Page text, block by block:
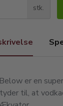
stk.
er en
til, at